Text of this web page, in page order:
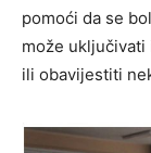
pomoći da se
može uključivati
ili obavijestiti